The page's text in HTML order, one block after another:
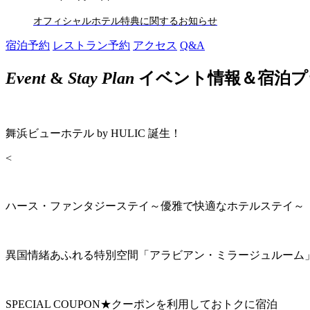
オフィシャルホテル特典に関するお知らせ
宿泊予約 レストラン予約 アクセス Q&A
Event& Stay Plan イベント情報＆宿泊
舞浜ビューホテル by HULIC 誕生！
<
ハース・ファンタジーステイ～優雅で快適なホテルステイ～
異国情緒あふれる特別空間「アラビアン・ミラージュルーム
SPECIAL COUPON★クーポンを利用しておトクに宿泊